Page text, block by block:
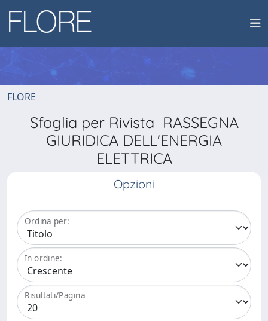
FLORE
Sfoglia per Rivista RASSEGNA
GIURIDICA DELL'ENERGIA
ELETTRICA
Opzioni
Ordina per:
In ordine:
Risultati/Pagina